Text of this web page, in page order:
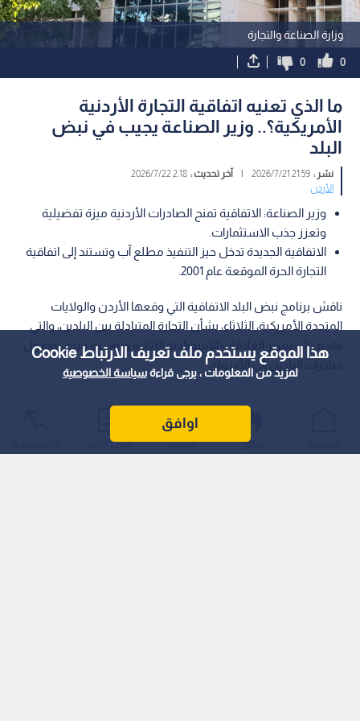
هذا الموقع يستخدم ملف تعريف الارتباط Cookie
لمزيد من المعلومات ، يرجى قراءةسياسة الخصوصية
اوافق
وزارة الصناعة والتجارة
0
0
ما الذي تعنيه اتفاقية التجارة الأردنية
الأمريكية؟.. وزير الصناعة يجيب في نبض
البلد
نشر :21:59 2026/7/21
| آخر تحديث :2:18 2026/7/22
الأردن
وزير الصناعة: الاتفاقية تمنح الصادرات الأردنية ميزة تفضيلية
وتعزز جذب الاستثمارات.
الاتفاقية الجديدة تدخل حيز التنفيذ مطلع آب وتستند إلى اتفاقية
التجارة الحرة الموقعة عام 2001.
ناقش برنامج نبض البلد الاتفاقية التي وقعها الأردن والولايات
المتحدة الأمريكية، الثلاثاء، بشأن التجارة المتبادلة بين البلدين، والتي
تهدف إلى تعزيز العلاقات الاقتصادية الثنائية وتوسيع فرص وصول
صادرات البلدين إلى الأسواق.
عواجل المباشر أحدث الأخبار